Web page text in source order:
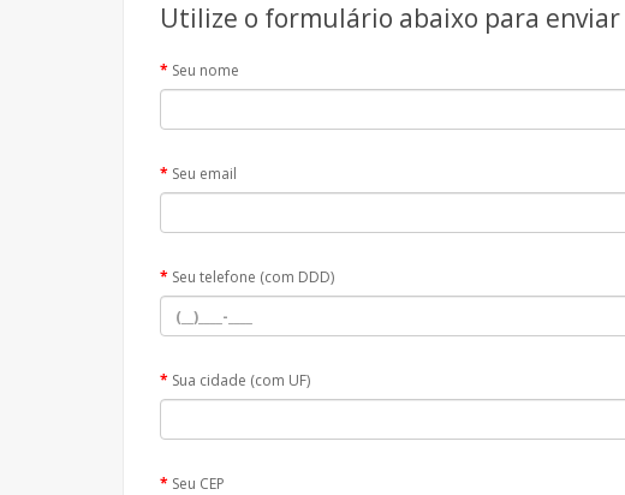
Utilize o formulário abaixo para
Seu nome
Seu email
Seu telefone (com DDD)
Sua cidade (com UF)
Seu CEP